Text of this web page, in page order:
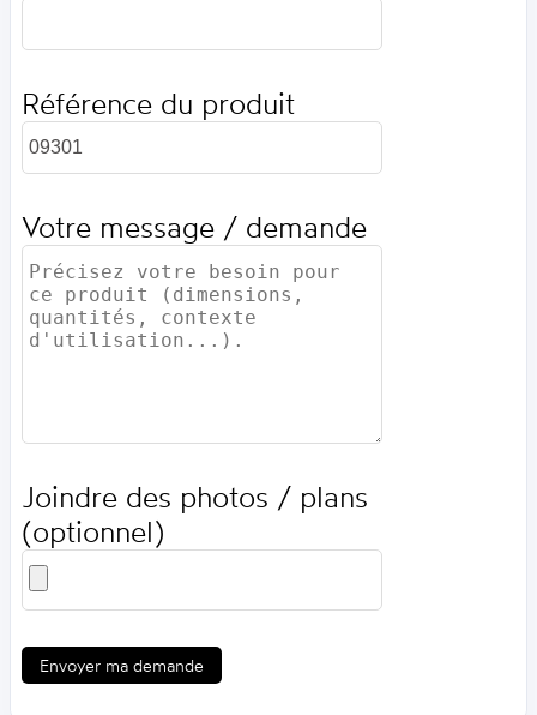
Référence du produit
Votre message / demande
Joindre des photos / plans
(optionnel)
Envoyer ma demande